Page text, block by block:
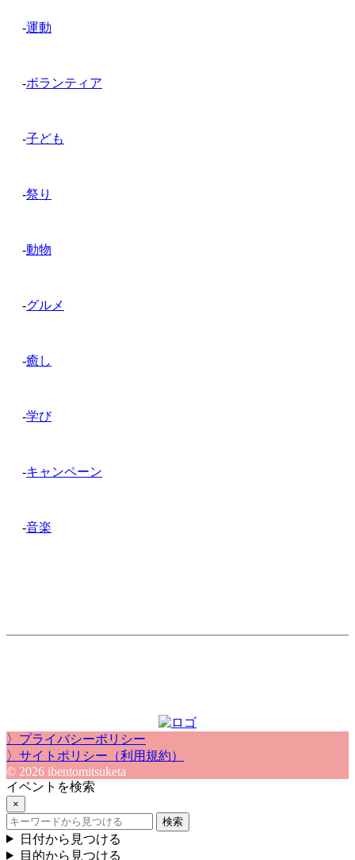
-運動
-ボランティア
-子ども
-祭り
-動物
-グルメ
-癒し
-学び
-キャンペーン
-音楽
〉プライバシーポリシー
〉サイトポリシー（利用規約）
© 2026 ibentomitsuketa
イベントを検索
×
検索
日付から見つける
目的から見つける